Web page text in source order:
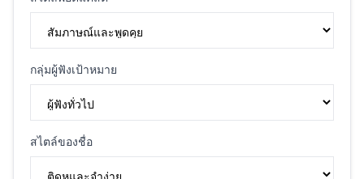
กลุ่มผู้ฟังเป้าหมาย
สไตล์ของชื่อ